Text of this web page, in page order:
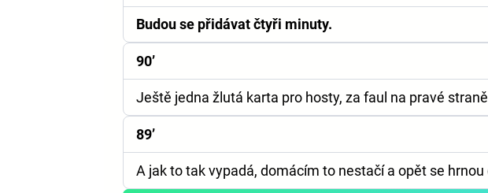
Budou se přidávat čtyři minuty.
90’
Ještě jedna žlutá karta pro hosty, za faul na pravé
89’
A jak to tak vypadá, domácím to nestačí a opět se hrnou